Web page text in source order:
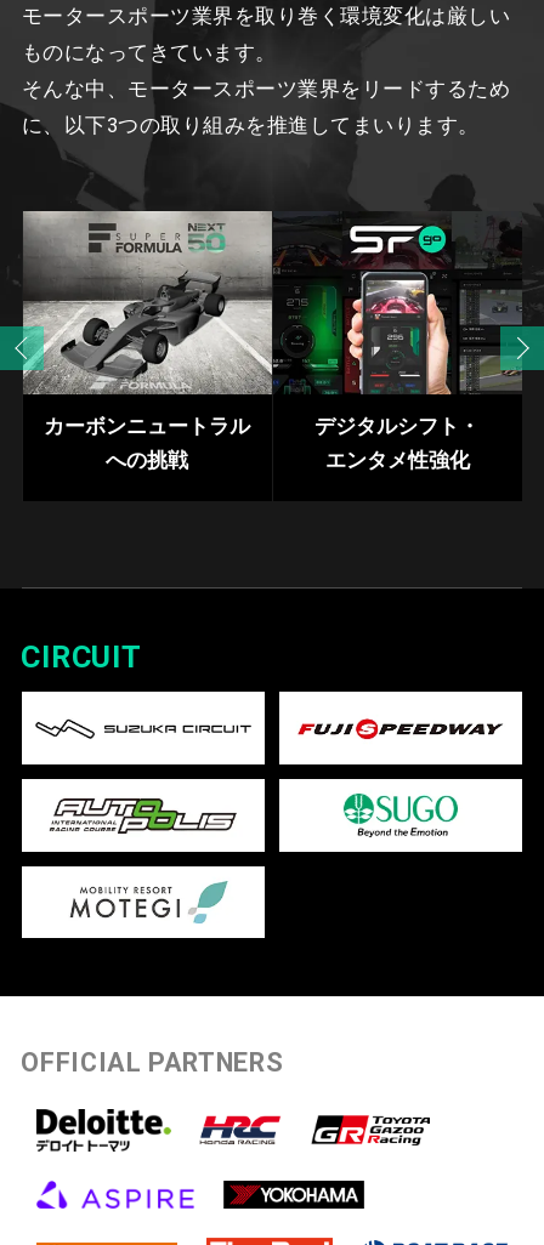
モータースポーツ業界を取り巻く環境変化は厳しい
ものになってきています。
そんな中、モータースポーツ業界をリードするため
に、以下3つの取り組みを推進してまいります。
カーボンニュートラル
への挑戦
デジタルシフト・
エンタメ性強化
CIRCUIT
OFFICIAL PARTNERS